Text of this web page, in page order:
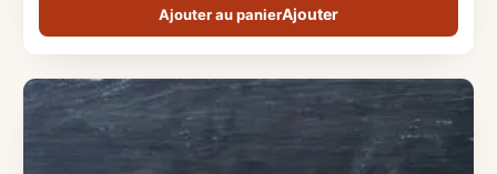
Ajouter au panier